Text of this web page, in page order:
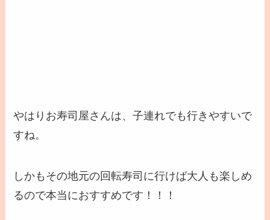
やはりお寿司屋さんは、子連れでも行きやすいで
すね。
しかもその地元の回転寿司に行けば大人も楽しめ
るので本当におすすめです！！！